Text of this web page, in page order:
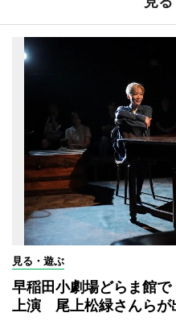
見る・遊ぶ
早稲田小劇場どらま館で
上演 尾上松緑さんらが